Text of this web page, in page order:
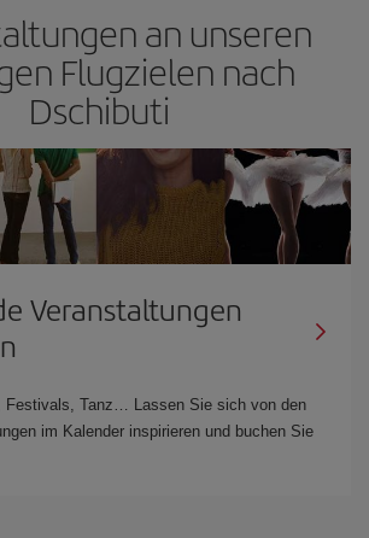
an unseren
Flugzielen nach
Dschibuti
Veranstaltungen
Festivals, Tanz… Lassen Sie sich von den
im Kalender inspirieren und buchen Sie